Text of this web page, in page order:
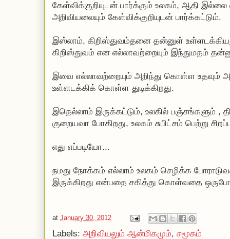
கேள்விக்குறியுடன் பார்க்கும் உலகம், ஆதி
அறிவியலையும் கேள்விக்குறியுடன் பார்க்கட்டும்.
இஸ்லாம், கிறிஸ்துவம்தனை தன்னுள்
கிறிஸ்துவம் என எல்லாவற்றையும் இந்துமதம்
இவை எல்லாவற்றையும் அறிந்து கொள்ள உதவும்
உள்ளடக்கிக் கொள்ள துடிக்கிறது.
இதெல்லாம் இருக்கட்டும், உலகில் பஞ்சங்களும் ,
குறையவா போகிறது, உலகம் சுபிட்சம் பெற்று
எது எப்படியோ...
நமது நோக்கம் எல்லாம் உலகம் செழிக்க
இருக்கிறது என்பதை சகித்து கொள்வதை
at January 30, 2012
Labels: அறிவியலும் ஆன்மிகமும், சமூகம்